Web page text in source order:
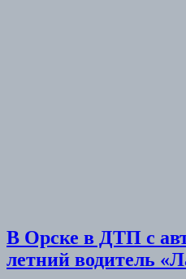
В Орске в ДТП с
летний водитель